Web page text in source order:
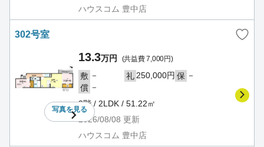
ハウスコム 豊中店
302号室
写真を見る
13.3万円 (共益費 7,000円)
敷 － 礼250,000円 保 －
償 －
3階 / 2LDK / 51.22㎡
2026/08/08 更新
ハウスコム 豊中店